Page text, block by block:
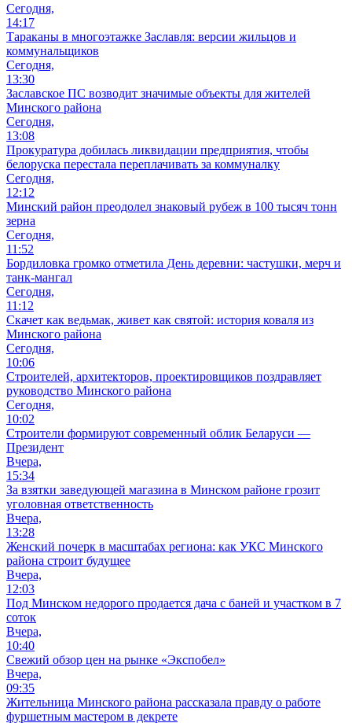
Сегодня,
14:17
Тараканы в многоэтажке Заславля: версии жильцов и
коммунальщиков
Сегодня,
13:30
Заславское ПС возводит значимые объекты для жителей
Минского района
Сегодня,
13:08
Прокуратура добилась ликвидации предприятия, чтобы
белоруска перестала переплачивать за коммуналку
Сегодня,
12:12
Минский район преодолел знаковый рубеж в 100 тысяч тонн
зерна
Сегодня,
11:52
Бордиловка громко отметила День деревни: частушки, мерч и
танк-мангал
Сегодня,
11:12
Скачет как ведьмак, живет как святой: история коваля из
Минского района
Сегодня,
10:06
Cтроителей, архитекторов, проектировщиков поздравляет
руководство Минского района
Сегодня,
10:02
Строители формируют современный облик Беларуси —
Президент
Вчера,
15:34
За взятки заведующей магазина в Минском районе грозит
уголовная ответственность
Вчера,
13:28
Женский почерк в масштабах региона: как УКС Минского
района строит будущее
Вчера,
12:03
Под Минском недорого продается дача с баней и участком в 7
соток
Вчера,
10:40
Свежий обзор цен на рынке «Экспобел»
Вчера,
09:35
Жительница Минского района рассказала правду о работе
фуршетным мастером в декрете